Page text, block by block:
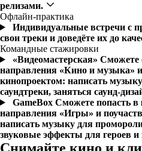
релизами.
Офлайн-практика
Индивидуальные встречи с
свои треки и доведёте их до
Командные стажировки
«Видеомастерская» Сможете
направления «Кино и музыка»
кинопроектом: написать
саундтреки, заняться саунд-
GameBox Сможете попасть в
направления «Игры» и
написать музыку для
звуковые эффекты для героев и